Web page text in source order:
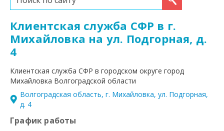
Клиентская служба СФР в г.
Михайловка на ул. Подгорная, д.
4
Клиентская служба СФР в городском округе город
Михайловка Волгоградской области
Волгоградская область, г. Михайловка, ул. Подгорная,
д. 4
График работы